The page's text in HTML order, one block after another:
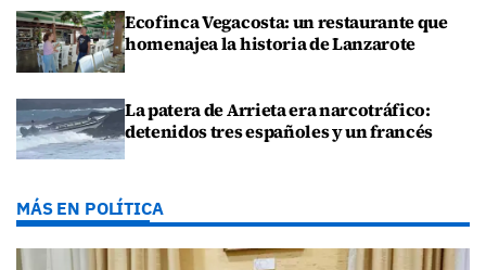
Ecofinca Vegacosta: un restaurante que
homenajea la historia de Lanzarote
La patera de Arrieta era narcotráfico:
detenidos tres españoles y un francés
MÁS EN POLÍTICA